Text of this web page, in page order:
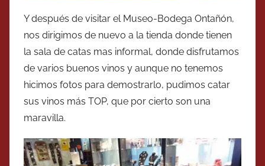
Y después de visitar el Museo-Bodega Ontañón,
nos dirigimos de nuevo a la tienda donde tienen
la sala de catas mas informal, donde disfrutamos
de varios buenos vinos y aunque no tenemos
hicimos fotos para demostrarlo, pudimos catar
sus vinos más TOP, que por cierto son una
maravilla.